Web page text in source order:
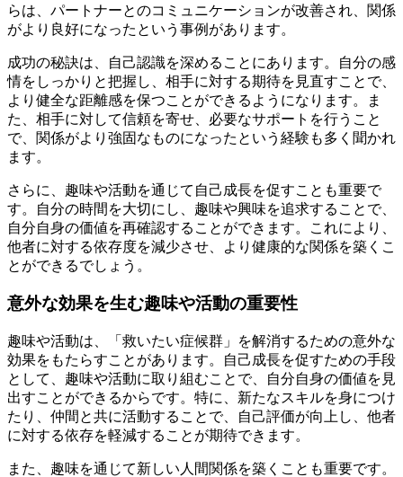
らは、パートナーとのコミュニケーションが改善され、関係
がより良好になったという事例があります。
成功の秘訣は、自己認識を深めることにあります。自分の感
情をしっかりと把握し、相手に対する期待を見直すことで、
より健全な距離感を保つことができるようになります。ま
た、相手に対して信頼を寄せ、必要なサポートを行うこと
で、関係がより強固なものになったという経験も多く聞かれ
ます。
さらに、趣味や活動を通じて自己成長を促すことも重要で
す。自分の時間を大切にし、趣味や興味を追求することで、
自分自身の価値を再確認することができます。これにより、
他者に対する依存度を減少させ、より健康的な関係を築くこ
とができるでしょう。
意外な効果を生む趣味や活動の重要性
趣味や活動は、「救いたい症候群」を解消するための意外な
効果をもたらすことがあります。自己成長を促すための手段
として、趣味や活動に取り組むことで、自分自身の価値を見
出すことができるからです。特に、新たなスキルを身につけ
たり、仲間と共に活動することで、自己評価が向上し、他者
に対する依存を軽減することが期待できます。
また、趣味を通じて新しい人間関係を築くことも重要です。